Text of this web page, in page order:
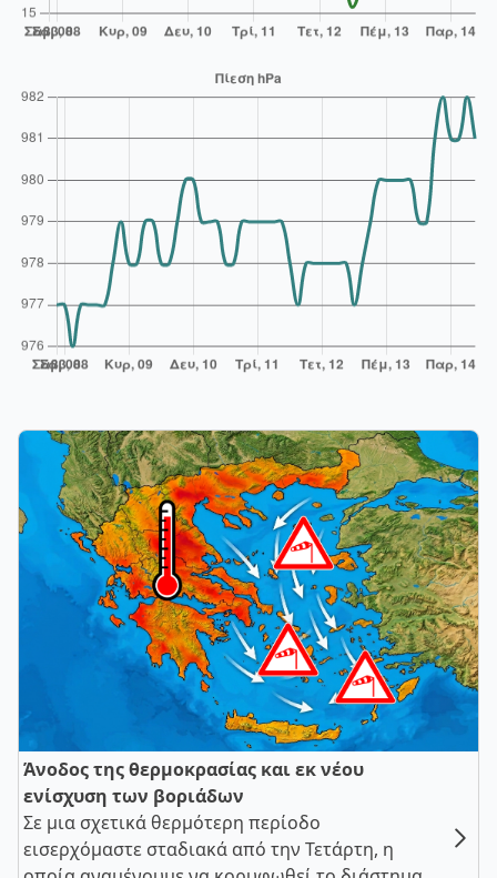
Άνοδος της θερμοκρασίας και εκ νέου
ενίσχυση των βοριάδων
Σε μια σχετικά θερμότερη περίοδο
εισερχόμαστε σταδιακά από την Τετάρτη, η